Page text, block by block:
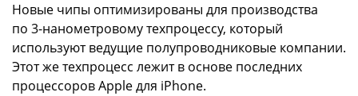
Новые чипы оптимизированы для производства
по 3-нанометровому техпроцессу, который
используют ведущие полупроводниковые компании.
Этот же техпроцесс лежит в основе последних
процессоров Apple для iPhone.